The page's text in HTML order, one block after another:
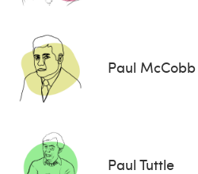
Paul McCobb
Paul Tuttle